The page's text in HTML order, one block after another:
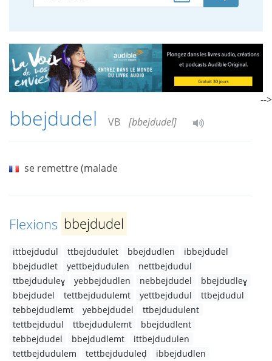
bbejdudel VB [bbejdudel]
se remettre (malade
Flexions bbejdudel
ittbejdudul ttbejdudulet bbejdudlen
ibbejdudel
bbejdudlet
yettbejdudulen
nettbejdudul
ttbejduduleɣ
yebbejdudlen nebbejdudel
bbejdudleɣ
bbejdudel
tettbejdudulemt yettbejdudul
ttbejdudul
tebbejdudlemt
yebbejdudel
ttbejdudulent
tettbejdudul
ttbejdudulemt
bbejdudlent
tebbejdudel
bbejdudlemt
ittbejdudulen
tettbejdudulem
tettbejduduleḍ
ibbejdudlen
-->